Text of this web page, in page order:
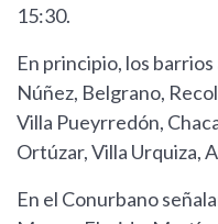
15:30.
En principio, los
Núñez, Belgrano,
Villa Pueyrredón,
Ortúzar, Villa Urquiza,
En el Conurbano